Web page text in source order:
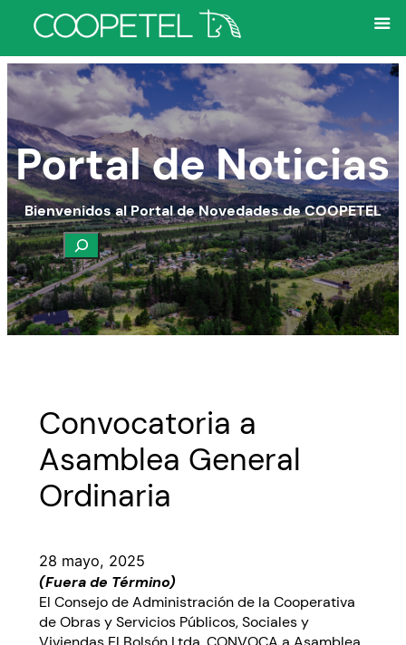
Portal de Noticias
Bienvenidos al Portal de Novedades de COOPETEL
Buscar
Convocatoria a
Asamblea General
Ordinaria
28 mayo, 2025
(Fuera de Término)
El Consejo de Administración de la Cooperativa
de Obras y Servicios Públicos, Sociales y